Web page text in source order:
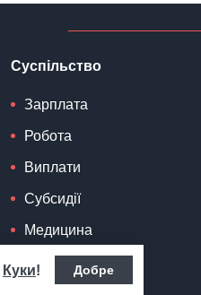
Куки! Добре
Суспільство
Зарплата
Робота
Виплати
Субсидії
Медицина
Школа